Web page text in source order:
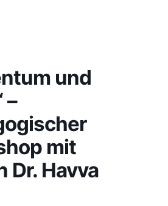
und
–
mit
Dr. Havva